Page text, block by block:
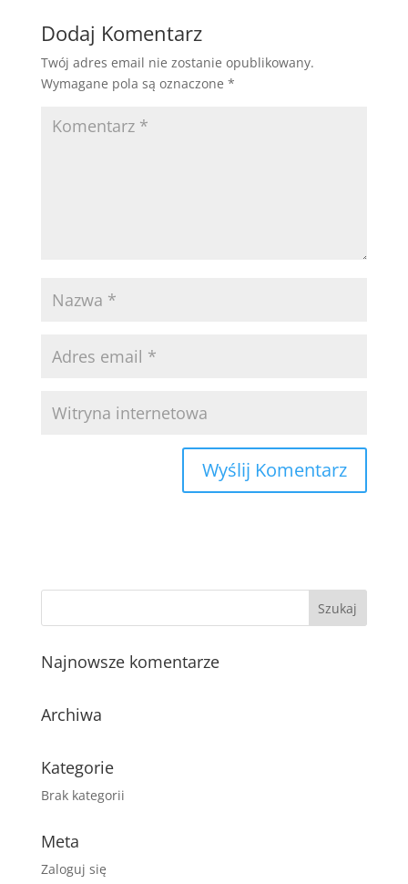
Dodaj Komentarz
Twój adres email nie zostanie opublikowany.
Wymagane pola są oznaczone *
Najnowsze komentarze
Archiwa
Kategorie
Brak kategorii
Meta
Zaloguj się